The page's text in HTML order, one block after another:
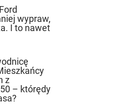
wypraw,
I to nawet
z
– którędy